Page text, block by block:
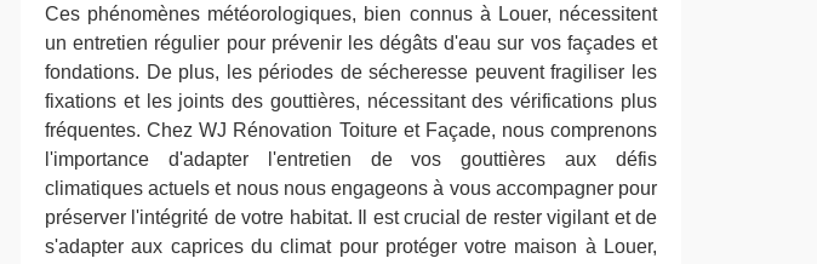
Ces phénomènes météorologiques, bien connus à Louer, nécessitent
un entretien régulier pour prévenir les dégâts d'eau sur vos façades et
fondations. De plus, les périodes de sécheresse peuvent fragiliser les
fixations et les joints des gouttières, nécessitant des vérifications plus
fréquentes. Chez WJ Rénovation Toiture et Façade, nous comprenons
l'importance d'adapter l'entretien de vos gouttières aux défis
climatiques actuels et nous nous engageons à vous accompagner pour
préserver l'intégrité de votre habitat. Il est crucial de rester vigilant et de
s'adapter aux caprices du climat pour protéger votre maison à Louer,